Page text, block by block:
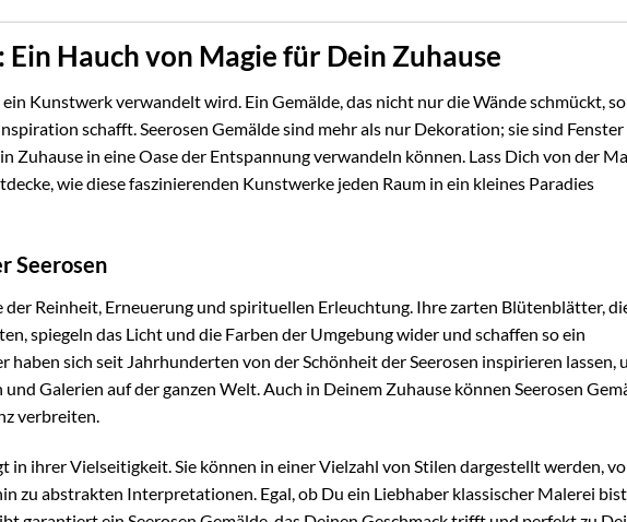
Ein Hauch von Magie für Dein Zuhause
Kunstwerk verwandelt wird. Ein Gemälde, das nicht nur die Wände schmückt,
schafft. Seerosen Gemälde sind mehr als nur Dekoration; sie sind Fenster
Zuhause in eine Oase der Entspannung verwandeln können. Lass Dich von der
wie diese faszinierenden Kunstwerke jeden Raum in ein kleines Paradies
Seerosen
der Reinheit, Erneuerung und spirituellen Erleuchtung. Ihre zarten Blütenblätter,
spiegeln das Licht und die Farben der Umgebung wider und schaffen so ein
haben sich seit Jahrhunderten von der Schönheit der Seerosen inspirieren lassen,
Galerien auf der ganzen Welt. Auch in Deinem Zuhause können Seerosen
verbreiten.
in ihrer Vielseitigkeit. Sie können in einer Vielzahl von Stilen dargestellt werden,
zu abstrakten Interpretationen. Egal, ob Du ein Liebhaber klassischer Malerei